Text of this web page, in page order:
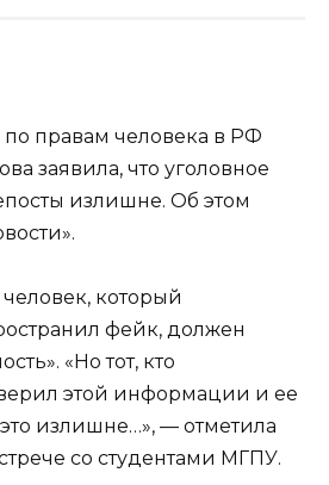
правам человека в РФ
заявила, что уголовное
излишне. Об этом
человек, который
фейк, должен
«Но тот, кто
этой информации и ее
излишне…», — отметила
со студентами МГПУ.